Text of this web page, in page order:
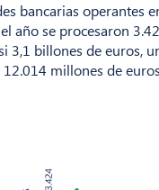
bancarias operantes
año se procesaron
3,1 billones de euros,
millones de